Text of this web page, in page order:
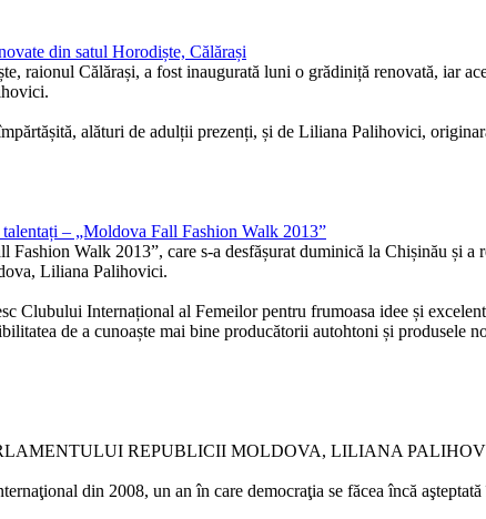
din satul Horodiște, Călărași
raionul Călărași, a fost inaugurată luni o grădiniță renovată, iar
alături de adulții prezenți, și de Liliana Palihovici,
– „Moldova Fall Fashion Walk 2013”
Walk 2013”, care s-a desfășurat duminică la Chișinău și a
Liliana Palihovici.
Clubului Internațional al Femeilor pentru frumoasa idee și
de a cunoaște mai bine producătorii autohtoni și produsele
REPUBLICII MOLDOVA, LILIANA
din 2008, un an în care democraţia se făcea încă